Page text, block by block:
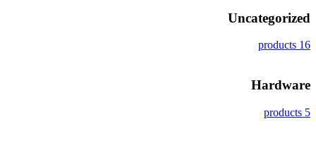
Uncategorized
16 products
Hardware
5 products